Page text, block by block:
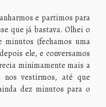
e partimos para
que já bastava. Olhei o
(fechamos uma
ele, e conversamos
minimamente mais a
nos vestirmos, até que
dez minutos para o